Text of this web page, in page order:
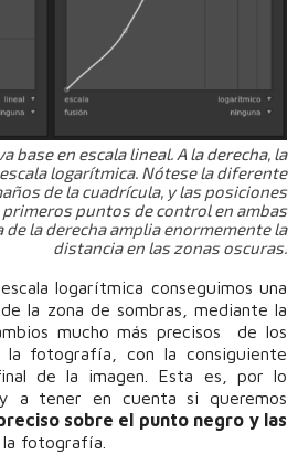
base en escala lineal. A la derecha, la
logarítmica. Nótese la diferente
de la cuadrícula, y las posiciones
puntos de control en ambas
de la derecha amplia enormemente la
distancia en las zonas oscuras.
logarítmica conseguimos una
la zona de sombras, mediante la
mucho más precisos de los
la fotografía, con la consiguiente
de la imagen. Esta es, por lo
a tener en cuenta si queremos
sobre el punto negro y las
fotografía.